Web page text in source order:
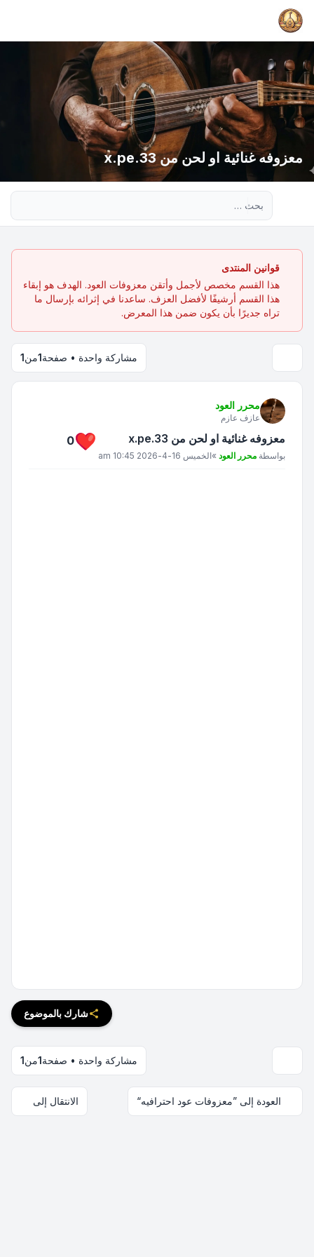
معزوفه غنائية او لحن من x.pe.33
قوانين المنتدى
هذا القسم مخصص لأجمل وأتقن معزوفات العود. الهدف هو إبقاء
هذا القسم أرشيفًا لأفضل العزف. ساعدنا في إثرائه بإرسال ما
تراه جديرًا بأن يكون ضمن هذا المعرض.
مشاركة واحدة • صفحة1من1
محرر العود
عازف عازم
معزوفه غنائية او لحن من x.pe.33
مشاركة
بواسطة محرر العود »الخميس 16-4-2026 10:45 am
0
شارك بالموضوع
مشاركة واحدة • صفحة1من1
العودة إلى ”معزوفات عود احترافيه“ الانتقال إلى